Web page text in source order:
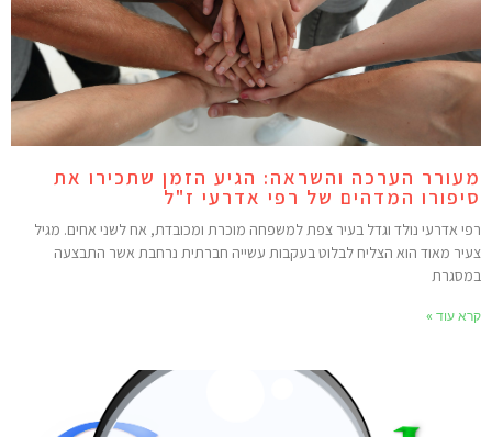
הערכה והשראה: הגיע הזמן שתכירו את
המדהים של רפי אדרעי ז"ל
אדרעי נולד וגדל בעיר צפת למשפחה מוכרת ומכובדת, אח לשני אחים. מגיל
מאוד הוא הצליח לבלוט בעקבות עשייה חברתית נרחבת אשר התבצעה
עוד »